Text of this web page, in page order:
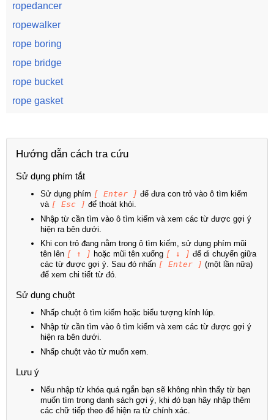
ropedancer
ropewalker
rope boring
rope bridge
rope bucket
rope gasket
Hướng dẫn cách tra cứu
Sử dụng phím tắt
Sử dụng phím [ Enter ] để đưa con trỏ vào ô tìm kiếm
và [ Esc ] để thoát khỏi.
Nhập từ cần tìm vào ô tìm kiếm và xem các từ được gợi ý
hiện ra bên dưới.
Khi con trỏ đang nằm trong ô tìm kiếm, sử dụng phím mũi
tên lên [ ↑ ] hoặc mũi tên xuống [ ↓ ] để di chuyển giữa
các từ được gợi ý. Sau đó nhấn [ Enter ] (một lần nữa)
để xem chi tiết từ đó.
Sử dụng chuột
Nhấp chuột ô tìm kiếm hoặc biểu tượng kính lúp.
Nhập từ cần tìm vào ô tìm kiếm và xem các từ được gợi ý
hiện ra bên dưới.
Nhấp chuột vào từ muốn xem.
Lưu ý
Nếu nhập từ khóa quá ngắn bạn sẽ không nhìn thấy từ bạn
muốn tìm trong danh sách gợi ý, khi đó bạn hãy nhập thêm
các chữ tiếp theo để hiện ra từ chính xác.